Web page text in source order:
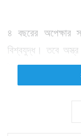
৪ বছরের অপেক্ষার
বিশ্বযুদ্ধ। তবে
উন্মাদনা নিয়ে। সেই
ছোট নয়। যে
নেইমারদের নাম।
দেয়। চোখে পড়ে